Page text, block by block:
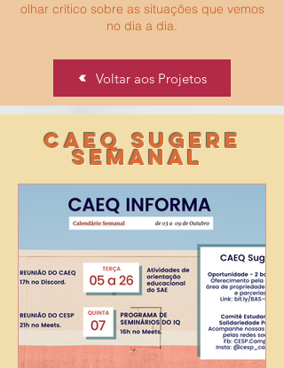
olhar crítico sobre as situações que vemos
no dia a dia.
Voltar aos Projetos
CAEQ Sugere
Semanal